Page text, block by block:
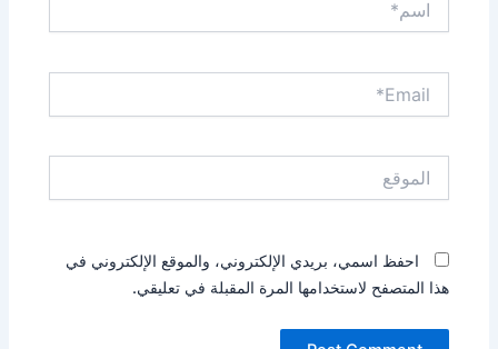
احفظ اسمي، بريدي الإلكتروني، والموقع الإلكتروني في
هذا المتصفح لاستخدامها المرة المقبلة في تعليقي.